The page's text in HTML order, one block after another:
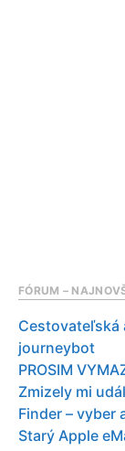
FÓRUM –
Cestovateľská
journeybot
PROSIM
Zmizely mi
Finder – vyber
Starý Apple